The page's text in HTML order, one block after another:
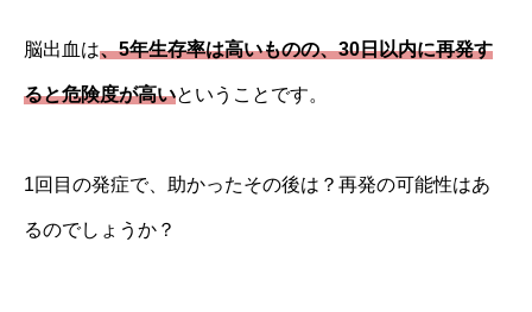
脳出血は、5年生存率は高いものの、30日以内に再発す
ると危険度が高いということです。
1回目の発症で、助かったその後は？再発の可能性はあ
るのでしょうか？